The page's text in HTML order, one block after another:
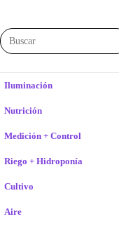
Iluminación
Nutrición
Medición + Control
Riego + Hidroponía
Cultivo
Aire